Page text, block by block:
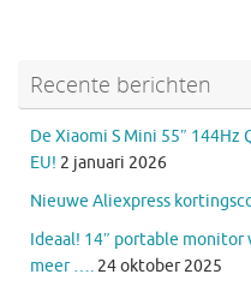
Recente berichten
De Xiaomi S Mini 55″ 144Hz
EU! 2 januari 2026
Nieuwe Aliexpress
Ideaal! 14″ portable monitor
meer …. 24 oktober 2025